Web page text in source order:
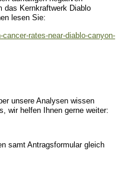
das Kernkraftwerk Diablo
lesen Sie:
rates-near-diablo-canyon-
unsere Analysen wissen
wir helfen Ihnen gerne weiter:
samt Antragsformular gleich